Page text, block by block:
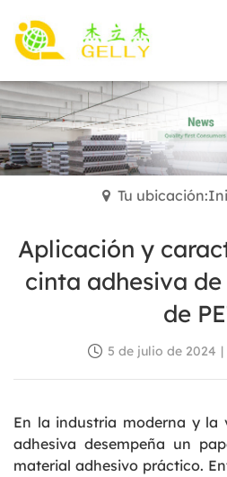
Tu
Aplicación y
cinta adhesiva
de
5 de julio de 2024 |
En la industria moderna y la
adhesiva desempeña un
material adhesivo práctico.